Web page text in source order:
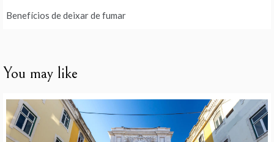
Benefícios de deixar de fumar
You may like